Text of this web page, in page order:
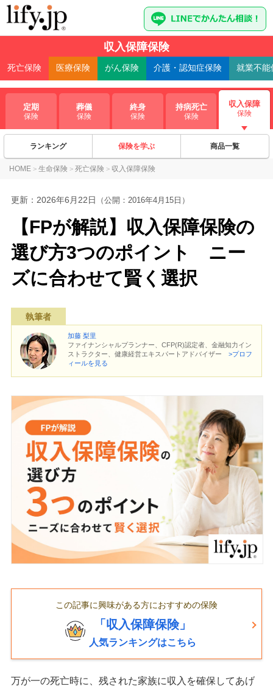
死亡保険 医療保険 がん保険 介護・認知症保険 就業不能
定期
保険
葬儀
保険
終身
保険
持病死亡
保険
収入保障
保険
収入保障保険
ランキング 保険を学ぶ 商品一覧
HOME > 生命保険 > 死亡保険 > 収入保障保険
更新： 2026年6月22日 （公開：2016年4月15日）
【FPが解説】収入保障保険の
選び方3つのポイント ニー
ズに合わせて賢く選択
執筆者
加藤 梨里
ファイナンシャルプランナー、CFP(R)認定者、金融知力イン
ストラクター、健康経営エキスパートアドバイザー >プロフ
ィールを見る
この記事に興味がある方におすすめの保険
「収入保障保険」
人気ランキングはこちら
万が一の死亡時に、残された家族に収入を確保してあげ